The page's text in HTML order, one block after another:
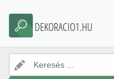
DEKORACIO1.HU